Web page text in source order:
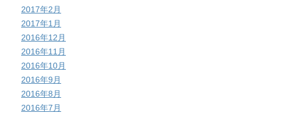
2017年2月
2017年1月
2016年12月
2016年11月
2016年10月
2016年9月
2016年8月
2016年7月